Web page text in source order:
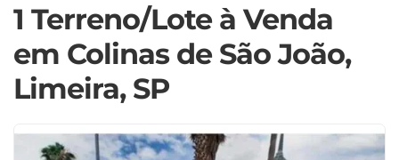
1 Terreno/Lote à Venda
em Colinas de São João,
Limeira, SP